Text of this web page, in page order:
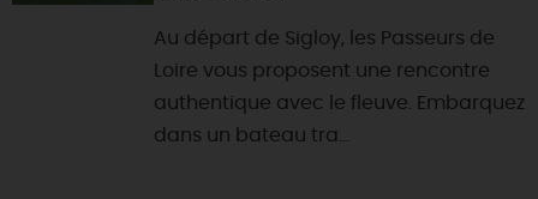
Au départ de Sigloy, les Passeurs de
Loire vous proposent une rencontre
authentique avec le fleuve. Embarquez
dans un bateau tra...